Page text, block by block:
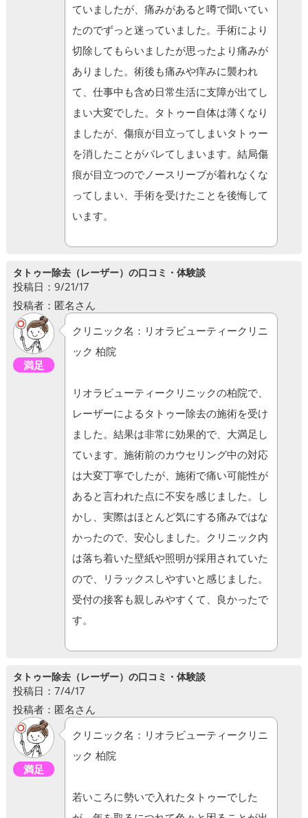
ていましたが、痛みがあると噂で聞いてい
たのでずっと迷っていました。手術により
切除してもらいましたが思ったより痛みが
ありました。術後も痛みや痒みに襲われ
て、仕事中も含め日常生活に支障が出てし
まい大変でした。タトゥー自体は薄くなり
ましたが、傷痕が目立ってしまいタトゥー
を消したことがバレてしまいます。結局傷
痕が目立つのでノースリーブが着れなくな
ってしまい、手術を受けたことを後悔して
います。
タトゥー除去（レーザー）の口コミ・体験談
投稿日：9/21/17
投稿者：匿名さん
満足
クリニック名：リオラビューティークリニ
ック 柏院
リオラビューティークリニックの柏院で、
レーザーによるタトゥー除去の施術を受け
ました。結果は非常に効果的で、大満足し
ています。施術前のカウセリング中の対応
は大変丁寧でしたが、施術で痛い可能性が
あると言われた点に不安を感じました。し
かし、実際はほとんど気にする痛みではな
かったので、安心しました。クリニック内
は落ち着いた壁紙や照明が採用されていた
ので、リラックスしやすいと感じました。
受付の接客も親しみやすくて、良かったで
す。
タトゥー除去（レーザー）の口コミ・体験談
投稿日：7/4/17
投稿者：匿名さん
満足
クリニック名：リオラビューティークリニ
ック 柏院
若いころに勢いで入れたタトゥーでした